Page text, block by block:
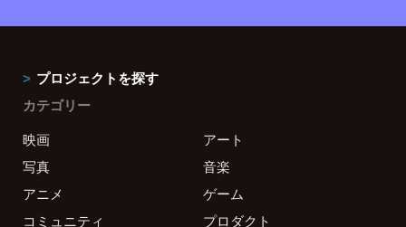
プロジェクトを探す
カテゴリー
映画
アート
写真
音楽
アニメ
ゲーム
コミュニティ
プロダクト